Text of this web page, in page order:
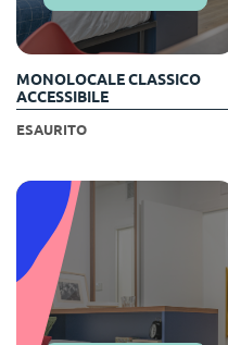
MONOLOCALE CLASSICO
ACCESSIBILE
ESAURITO